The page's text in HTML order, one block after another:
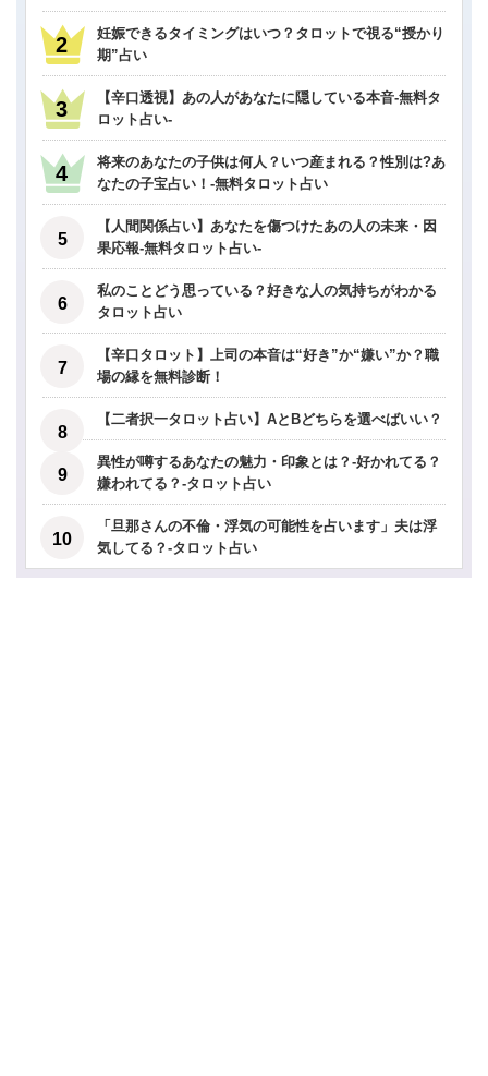
妊娠できるタイミングはいつ？タロットで視る“授かり
期”占い
【辛口透視】あの人があなたに隠している本音-無料タ
ロット占い-
将来のあなたの子供は何人？いつ産まれる？性別は?あ
なたの子宝占い！-無料タロット占い
【人間関係占い】あなたを傷つけたあの人の未来・因
果応報-無料タロット占い-
私のことどう思っている？好きな人の気持ちがわかる
タロット占い
【辛口タロット】上司の本音は“好き”か“嫌い”か？職
場の縁を無料診断！
【二者択一タロット占い】AとBどちらを選べばいい？
異性が噂するあなたの魅力・印象とは？-好かれてる？
嫌われてる？-タロット占い
「旦那さんの不倫・浮気の可能性を占います」夫は浮
気してる？-タロット占い